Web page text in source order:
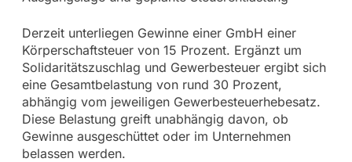
Derzeit unterliegen Gewinne einer GmbH einer
Körperschaftsteuer von 15 Prozent. Ergänzt um
Solidaritätszuschlag und Gewerbesteuer ergibt sich
eine Gesamtbelastung von rund 30 Prozent,
abhängig vom jeweiligen Gewerbesteuerhebesatz.
Diese Belastung greift unabhängig davon, ob
Gewinne ausgeschüttet oder im Unternehmen
belassen werden.